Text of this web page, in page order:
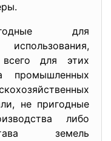
для
всего для этих
промышленных
не пригодные
либо
земель